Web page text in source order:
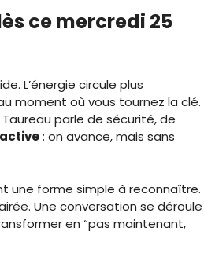
ce mercredi 25
L’énergie circule plus
moment où vous tournez la clé.
parle de sécurité, de
: on avance, mais sans
une forme simple à reconnaître.
Une conversation se déroule
en “pas maintenant,